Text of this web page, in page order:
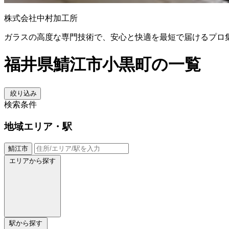
株式会社中村加工所
ガラスの高度な専門技術で、安心と快適を最短で届けるプロ
福井県鯖江市小黒町の一覧
絞り込み
検索条件
地域エリア・駅
鯖江市
エリアから探す
駅から探す